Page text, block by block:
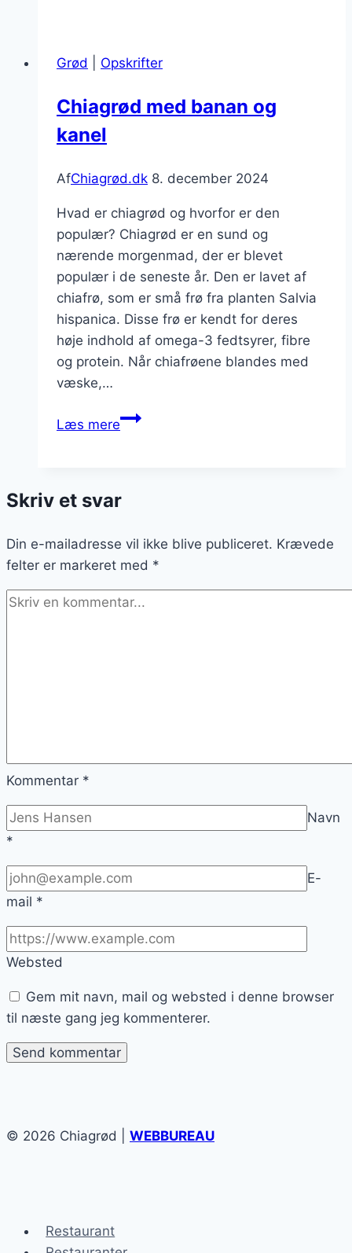
dagen
Grød Opskrifter
Chiagrød med banan og
kanel
AfChiagrød.dk 8. december 2024
Hvad er chiagrød og hvorfor er den
populær? Chiagrød er en sund og
nærende morgenmad, der er blevet
populær i de seneste år. Den er lavet af
chiafrø, som er små frø fra planten Salvia
hispanica. Disse frø er kendt for deres
høje indhold af omega-3 fedtsyrer, fibre
og protein. Når chiafrøene blandes med
væske,…
Læs mereChiagrød
kanel
Skriv et svar
Din e-mailadresse vil ikke blive publiceret. Krævede
felter er markeret med *
Kommentar *
Navn
*
E-
mail *
Websted
Gem mit navn, mail og websted i denne browser
til næste gang jeg kommenterer.
© 2026 Chiagrød | WEBBUREAU
Restaurant